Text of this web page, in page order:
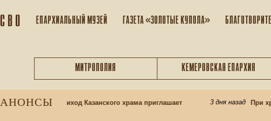
С В О ЕПАРХИАЛЬНЫЙ МУЗEЙ ГАЗЕТА «ЗОЛОТЫЕ КУПОЛА»
МИТРОПОЛИЯ КЕМЕРОВСКАЯ ЕПАРХИЯ
АНОНСЫ
школу: приход Казанского храма приглашает 3 дня назад При